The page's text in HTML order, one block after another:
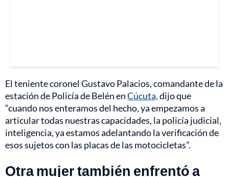
El teniente coronel Gustavo Palacios, comandante de la
estación de Policía de Belén enCúcuta,dijo que
“cuando nos enteramos del hecho, ya empezamos a
articular todas nuestras capacidades, la policía judicial,
inteligencia, ya estamos adelantando la verificación de
esos sujetos con las placas de las motocicletas”.
Otra mujer también enfrentó a